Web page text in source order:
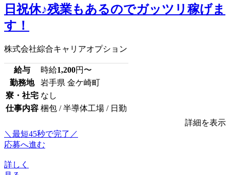
日祝休♪残業もあるのでガッツリ稼げま
す！
株式会社綜合キャリアオプション
給与 時給1,200円〜
勤務地
岩手県 金ケ崎町
寮・社宅 なし
仕事内容 梱包 / 半導体工場 / 日勤
詳細を表示
＼最短45秒で完了／
応募へ進む
詳しく